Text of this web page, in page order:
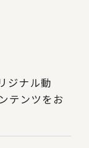
ジナル動
テンツをお